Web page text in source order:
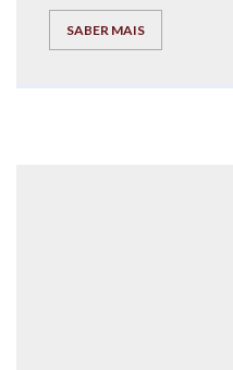
SABER MAIS